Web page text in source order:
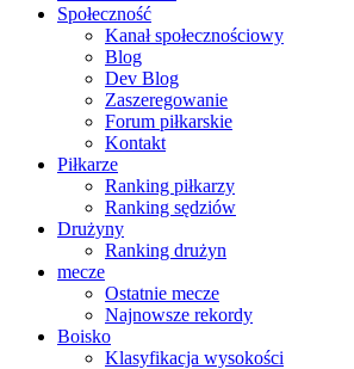
Społeczność
Kanał społecznościowy
Blog
Dev Blog
Zaszeregowanie
Forum piłkarskie
Kontakt
Piłkarze
Ranking piłkarzy
Ranking sędziów
Drużyny
Ranking drużyn
mecze
Ostatnie mecze
Najnowsze rekordy
Boisko
Klasyfikacja wysokości